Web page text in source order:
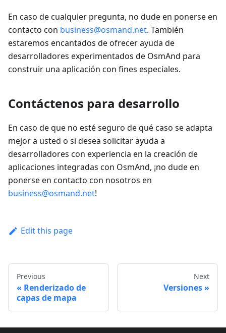
En caso de cualquier pregunta, no dude en ponerse en
contacto con business@osmand.net. También
estaremos encantados de ofrecer ayuda de
desarrolladores experimentados de OsmAnd para
construir una aplicación con fines especiales.
Contáctenos para desarrollo
En caso de que no esté seguro de qué caso se adapta
mejor a usted o si desea solicitar ayuda a
desarrolladores con experiencia en la creación de
aplicaciones integradas con OsmAnd, ¡no dude en
ponerse en contacto con nosotros en
business@osmand.net!
Edit this page
Previous
Renderizado de
capas de mapa
Next
Versiones